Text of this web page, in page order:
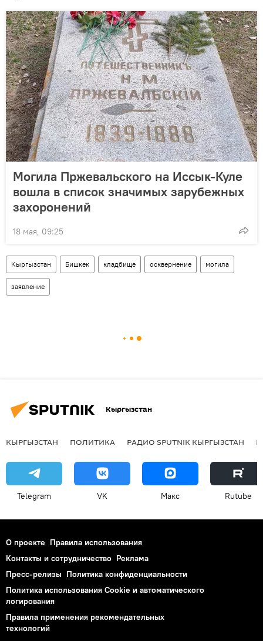
Могила Пржевальского на Иссык-Куле
вошла в список значимых зарубежных
захоронений
18 мая, 09:25
Кыргызстан Бишкек кладбище осквернение могила
заявление
Кыргызстан
КЫРГЫЗСТАН ПОЛИТИКА РАДИО SPUTNIK КЫРГЫЗСТАН
Telegram VK Макс Rutube
О проекте Правила использования
Контакты и сотрудничество Реклама
Пресс-релизы Политика конфиденциальности
Политика использования Cookie и автоматического
логирования
Правила применения рекомендательных
технологий